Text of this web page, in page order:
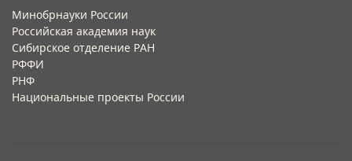
Минобрнауки России
Российская академия наук
Сибирское отделение РАН
РФФИ
РНФ
Национальные проекты России